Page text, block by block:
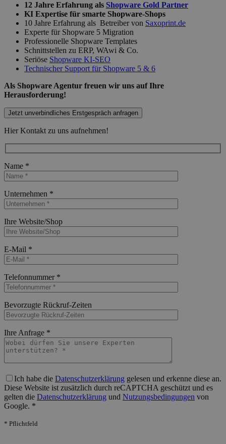
12 Jahre Erfahrung als Shopware Gold Partner
KI Expertise für smarte Shopware-Shops
10 Jahre Erfahrung als Betreiber von Saxoprint.de
Experte für Shopware 5 Migration
Professionelle Shopware Templates
Schnittstellen zu ERP, WAwi & Co.
Seriöse Shopware KI-SEO
Technischer Support für Shopware 5 & 6
Als Shopware Agentur freuen wir uns auf Ihre
Herausforderung!
Jetzt unverbindliches Erstgespräch anfragen
Hier Kontakt zu uns aufnehmen!
Name *
Unternehmen *
Ihre Website/Shop
E-Mail *
Telefonnummer *
Bevorzugte Rückruf-Zeiten
Ihre Anfrage *
Ich habe die Datenschutzerklärung gelesen und erkenne diese an.
Diese Website ist zusätzlich durch reCAPTCHA geschützt und es
gelten die Datenschutzerklärung und Nutzungsbedingungen von
Google. *
* Pflichtfeld